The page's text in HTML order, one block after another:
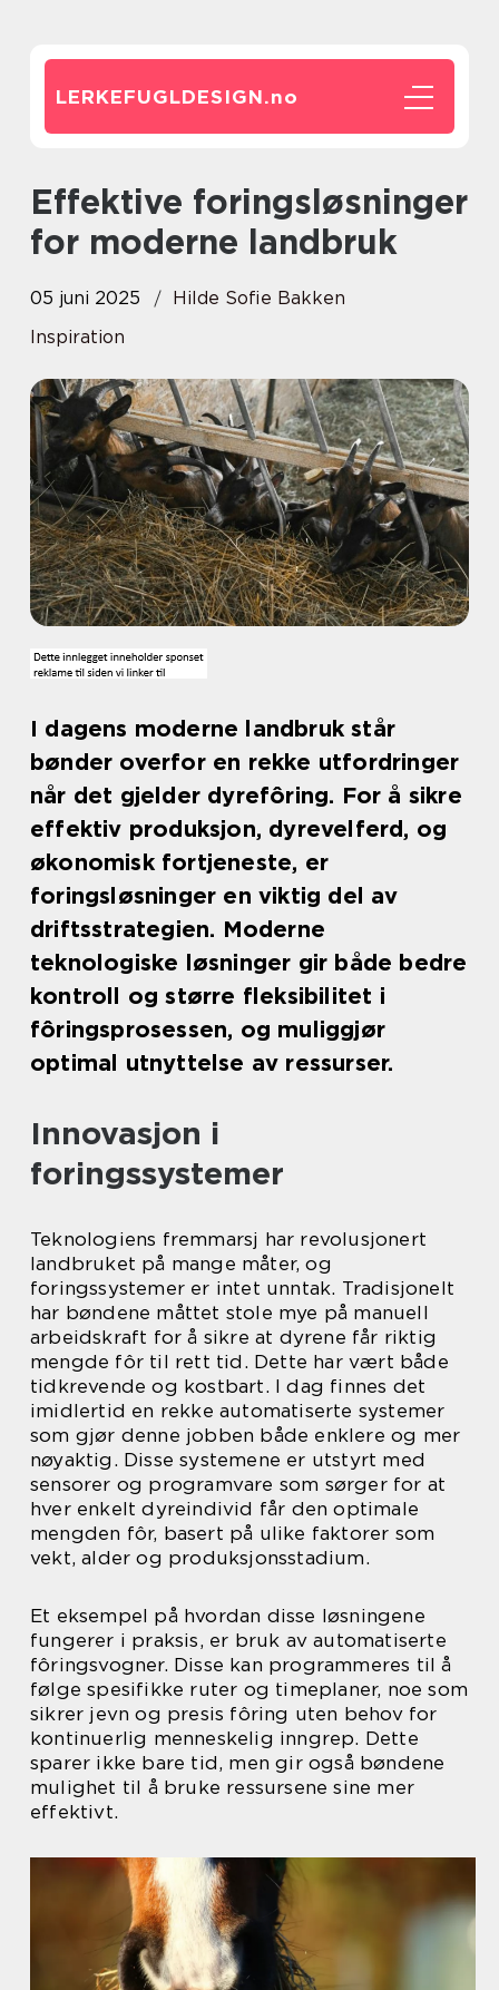
LERKEFUGLDESIGN.no
Effektive foringsløsninger
for moderne landbruk
05 juni 2025
Hilde Sofie Bakken
Inspiration
I dagens moderne landbruk står
bønder overfor en rekke utfordringer
når det gjelder dyrefôring. For å sikre
effektiv produksjon, dyrevelferd, og
økonomisk fortjeneste, er
foringsløsninger en viktig del av
driftsstrategien. Moderne
teknologiske løsninger gir både bedre
kontroll og større fleksibilitet i
fôringsprosessen, og muliggjør
optimal utnyttelse av ressurser.
Innovasjon i
foringssystemer
Teknologiens fremmarsj har revolusjonert
landbruket på mange måter, og
foringssystemer er intet unntak. Tradisjonelt
har bøndene måttet stole mye på manuell
arbeidskraft for å sikre at dyrene får riktig
mengde fôr til rett tid. Dette har vært både
tidkrevende og kostbart. I dag finnes det
imidlertid en rekke automatiserte systemer
som gjør denne jobben både enklere og mer
nøyaktig. Disse systemene er utstyrt med
sensorer og programvare som sørger for at
hver enkelt dyreindivid får den optimale
mengden fôr, basert på ulike faktorer som
vekt, alder og produksjonsstadium.
Et eksempel på hvordan disse løsningene
fungerer i praksis, er bruk av automatiserte
fôringsvogner. Disse kan programmeres til å
følge spesifikke ruter og timeplaner, noe som
sikrer jevn og presis fôring uten behov for
kontinuerlig menneskelig inngrep. Dette
sparer ikke bare tid, men gir også bøndene
mulighet til å bruke ressursene sine mer
effektivt.